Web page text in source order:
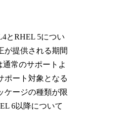
とRHEL 5につい
が提供される期間
通常のサポートよ
ポート対象となる
ケージの種類が限
6以降について